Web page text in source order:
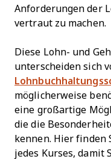
Anforderungen der
vertraut zu machen.
Diese Lohn- und
unterscheiden sich
möglicherweise
eine großartige
die die
kennen. Hier finden
jedes Kurses, damit